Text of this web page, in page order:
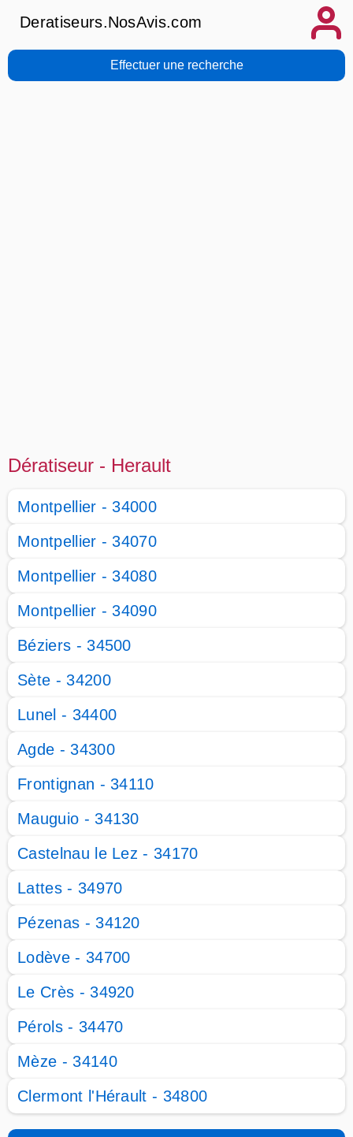
Deratiseurs.NosAvis.com
Effectuer une recherche
Dératiseur - Herault
Montpellier - 34000
Montpellier - 34070
Montpellier - 34080
Montpellier - 34090
Béziers - 34500
Sète - 34200
Lunel - 34400
Agde - 34300
Frontignan - 34110
Mauguio - 34130
Castelnau le Lez - 34170
Lattes - 34970
Pézenas - 34120
Lodève - 34700
Le Crès - 34920
Pérols - 34470
Mèze - 34140
Clermont l'Hérault - 34800